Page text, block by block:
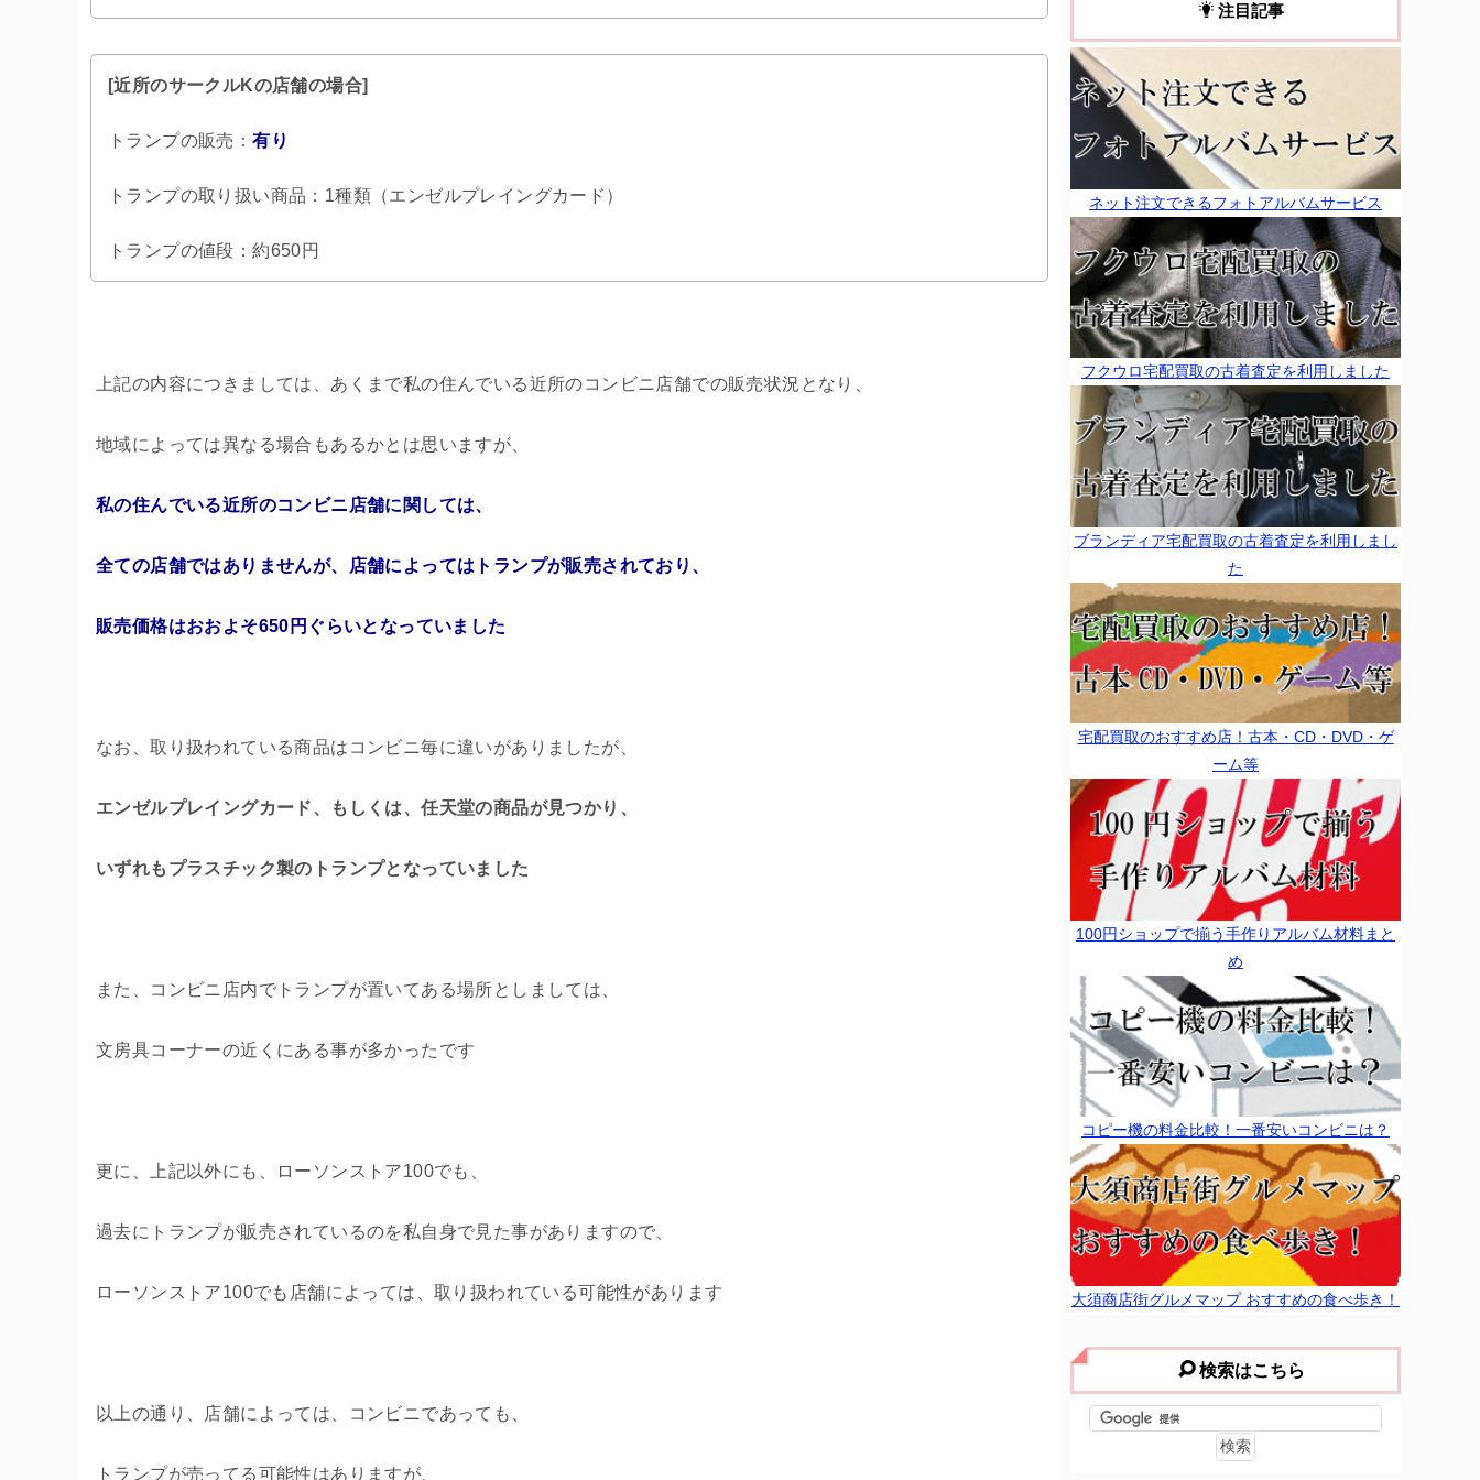
[近所のサークルKの店舗の場合]
トランプの販売：有り
トランプの取り扱い商品：1種類（エンゼルプレイングカード）
トランプの値段：約650円
上記の内容につきましては、あくまで私の住んでいる近所のコンビニ店舗での販売状況となり、
地域によっては異なる場合もあるかとは思いますが、
私の住んでいる近所のコンビニ店舗に関しては、
全ての店舗ではありませんが、店舗によってはトランプが販売されており、
販売価格はおおよそ650円ぐらいとなっていました
なお、取り扱われている商品はコンビニ毎に違いがありましたが、
エンゼルプレイングカード、もしくは、任天堂の商品が見つかり、
いずれもプラスチック製のトランプとなっていました
また、コンビニ店内でトランプが置いてある場所としましては、
文房具コーナーの近くにある事が多かったです
更に、上記以外にも、ローソンストア100でも、
過去にトランプが販売されているのを私自身で見た事がありますので、
ローソンストア100でも店舗によっては、取り扱われている可能性があります
以上の通り、店舗によっては、コンビニであっても、
トランプが売ってる可能性はありますが、
注目記事
ネット注文できるフォトアルバムサービス
フクウロ宅配買取の古着査定を利用しました
ブランディア宅配買取の古着査定を利用しまし
た
宅配買取のおすすめ店！古本・CD・DVD・ゲ
ーム等
100円ショップで揃う手作りアルバム材料まと
め
コピー機の料金比較！一番安いコンビニは？
大須商店街グルメマップ おすすめの食べ歩き！
検索はこちら